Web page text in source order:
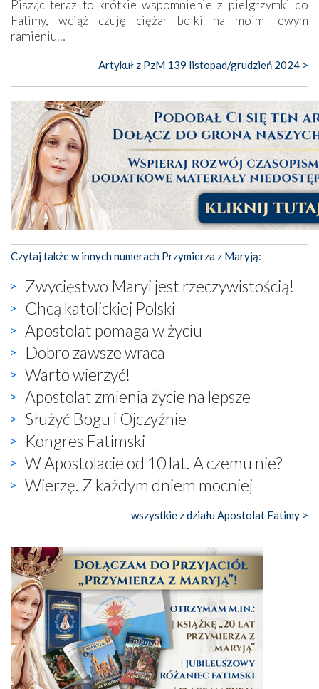
Pisząc teraz to krótkie wspomnienie z pielgrzymki do
Fatimy, wciąż czuję ciężar belki na moim lewym
ramieniu…
Artykuł z PzM 139 listopad/grudzień 2024 >
Czytaj także w innych numerach Przymierza z Maryją:
Zwycięstwo Maryi jest rzeczywistością!
Chcą katolickiej Polski
Apostolat pomaga w życiu
Dobro zawsze wraca
Warto wierzyć!
Apostolat zmienia życie na lepsze
Służyć Bogu i Ojczyźnie
Kongres Fatimski
W Apostolacie od 10 lat. A czemu nie?
Wierzę. Z każdym dniem mocniej
wszystkie z działu Apostolat Fatimy >